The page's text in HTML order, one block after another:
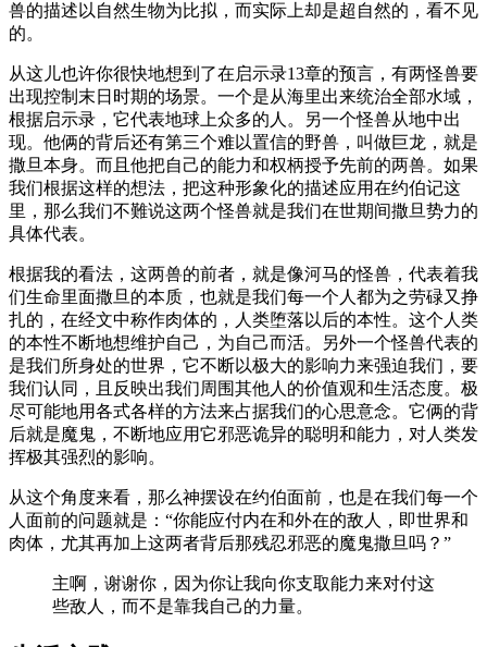
兽的描述以自然生物为比拟，而实际上却是超自然的，看不见
的。
从这儿也许你很快地想到了在启示录13章的预言，有两怪兽要
出现控制末日时期的场景。一个是从海里出来统治全部水域，
根据启示录，它代表地球上众多的人。另一个怪兽从地中出
现。他俩的背后还有第三个难以置信的野兽，叫做巨龙，就是
撒旦本身。而且他把自己的能力和权柄授予先前的两兽。如果
我们根据这样的想法，把这种形象化的描述应用在约伯记这
里，那么我们不難说这两个怪兽就是我们在世期间撒旦势力的
具体代表。
根据我的看法，这两兽的前者，就是像河马的怪兽，代表着我
们生命里面撒旦的本质，也就是我们每一个人都为之劳碌又挣
扎的，在经文中称作肉体的，人类堕落以后的本性。这个人类
的本性不断地想维护自己，为自己而活。另外一个怪兽代表的
是我们所身处的世界，它不断以极大的影响力来强迫我们，要
我们认同，且反映出我们周围其他人的价值观和生活态度。极
尽可能地用各式各样的方法来占据我们的心思意念。它俩的背
后就是魔鬼，不断地应用它邪恶诡异的聪明和能力，对人类发
挥极其强烈的影响。
从这个角度来看，那么神摆设在约伯面前，也是在我们每一个
人面前的问题就是：“你能应付内在和外在的敌人，即世界和
肉体，尤其再加上这两者背后那残忍邪恶的魔鬼撒旦吗？”
主啊，谢谢你，因为你让我向你支取能力来对付这
些敌人，而不是靠我自己的力量。